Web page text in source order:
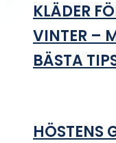
KLÄDER
VINTER –
BÄSTA
HÖSTENS